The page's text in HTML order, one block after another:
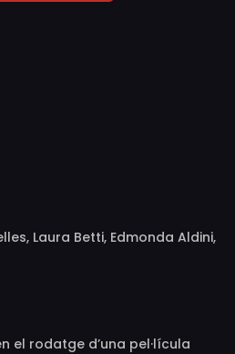
Laura Betti, Edmonda Aldini,
Di Rocco, Maria Bernardini,
el rodatge d’una pel·lícula